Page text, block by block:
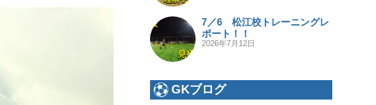
7／6 松江校トレーニングレ
ポート！！
2026年7月12日
GKブログ